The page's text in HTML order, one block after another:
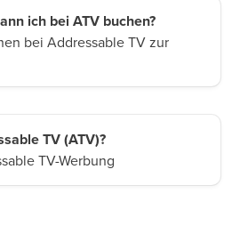
ich bei ATV buchen?
bei Addressable TV zur
TV (ATV)?
TV-Werbung